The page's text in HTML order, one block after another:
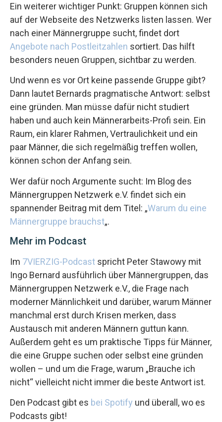
Ein weiterer wichtiger Punkt: Gruppen können sich
auf der Webseite des Netzwerks listen lassen. Wer
nach einer Männergruppe sucht, findet dort
Angebote nach Postleitzahlen sortiert. Das hilft
besonders neuen Gruppen, sichtbar zu werden.
Und wenn es vor Ort keine passende Gruppe gibt?
Dann lautet Bernards pragmatische Antwort: selbst
eine gründen. Man müsse dafür nicht studiert
haben und auch kein Männerarbeits-Profi sein. Ein
Raum, ein klarer Rahmen, Vertraulichkeit und ein
paar Männer, die sich regelmäßig treffen wollen,
können schon der Anfang sein.
Wer dafür noch Argumente sucht: Im Blog des
Männergruppen Netzwerk e.V. findet sich ein
spannender Beitrag mit dem Titel: „Warum du eine
Männergruppe brauchst„.
Mehr im Podcast
Im 7VIERZIG-Podcast spricht Peter Stawowy mit
Ingo Bernard ausführlich über Männergruppen, das
Männergruppen Netzwerk e.V., die Frage nach
moderner Männlichkeit und darüber, warum Männer
manchmal erst durch Krisen merken, dass
Austausch mit anderen Männern guttun kann.
Außerdem geht es um praktische Tipps für Männer,
die eine Gruppe suchen oder selbst eine gründen
wollen – und um die Frage, warum „Brauche ich
nicht“ vielleicht nicht immer die beste Antwort ist.
Den Podcast gibt es bei Spotify und überall, wo es
Podcasts gibt!